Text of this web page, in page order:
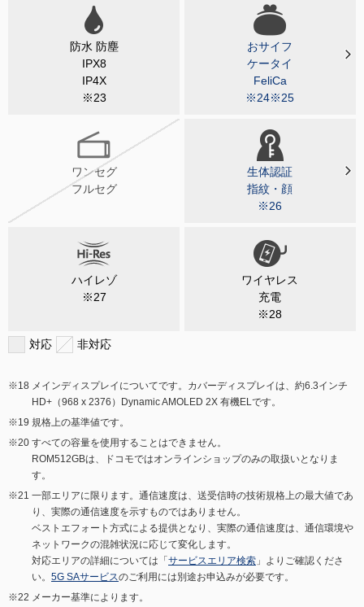
防水 防塵
IPX8
IP4X
※23
おサイフ
ケータイ
FeliCa
※24※25
ワンセグ
フルセグ
生体認証
指紋・顔
※26
ハイレゾ
※27
ワイヤレス
充電
※28
対応 非対応
メインディスプレイについてです。カバーディスプレイは、約6.3インチ
HD+（968 x 2376）Dynamic AMOLED 2X 有機ELです。
規格上の基準値です。
すべての容量を使用することはできません。
ROM512GBは、ドコモではオンラインショップのみの取扱いとなりま
す。
一部エリアに限ります。通信速度は、送受信時の技術規格上の最大値であ
り、実際の通信速度を示すものではありません。
ベストエフォート方式による提供となり、実際の通信速度は、通信環境や
ネットワークの混雑状況に応じて変化します。
対応エリアの詳細については「 サービスエリア検索 」よりご確認くださ
い。 5G SAサービスのご利用には別途お申込みが必要です。
メーカー基準によります。